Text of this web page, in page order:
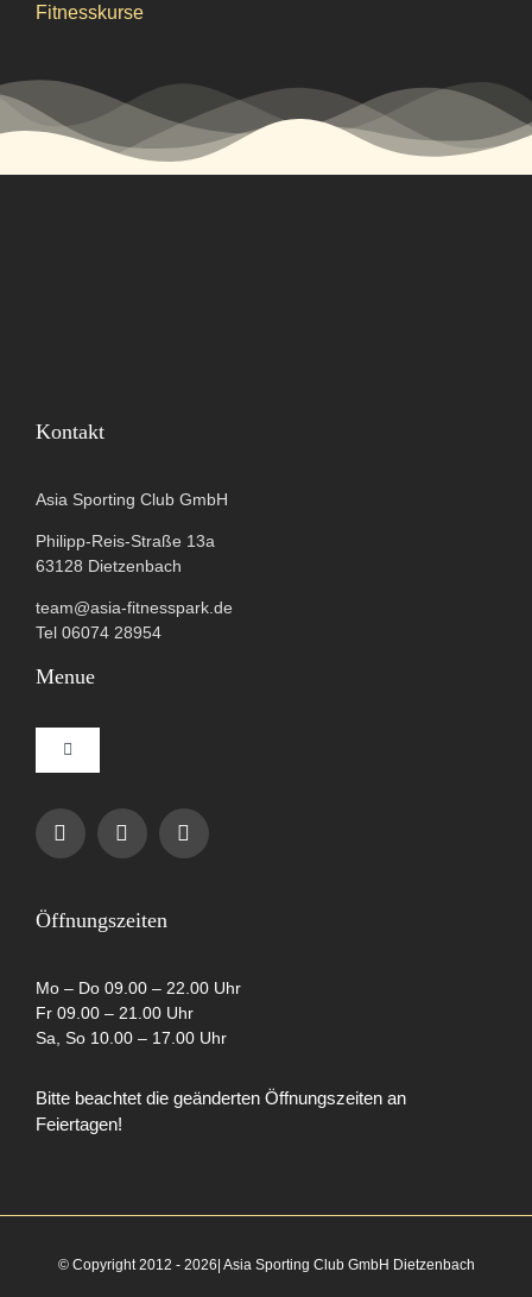
Fitnesskurse
Kontakt
Asia Sporting Club GmbH
Philipp-Reis-Straße 13a
63128 Dietzenbach
team@asia-fitnesspark.de
Tel 06074 28954
Menue
Toggle
Navigation
Impressum
Cookie-Richtlinie (EU)
Partner
Öffnungszeiten
Mo – Do 09.00 – 22.00 Uhr
Fr 09.00 – 21.00 Uhr
Sa, So 10.00 – 17.00 Uhr
Bitte beachtet die geänderten Öffnungszeiten an
Feiertagen!
© Copyright 2012 - 2026| Asia Sporting Club GmbH Dietzenbach